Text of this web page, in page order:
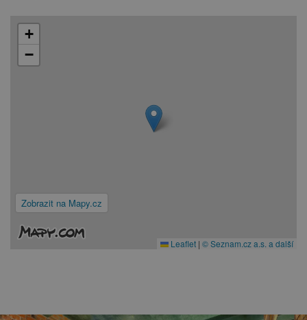
Zobrazit na Mapy.cz
+
−
Leaflet | © Seznam.cz a.s. a další